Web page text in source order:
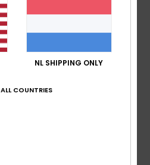
beoordelingen
2026
bevelen dit product aan
NL SHIPPING ONLY
COUNTRIES